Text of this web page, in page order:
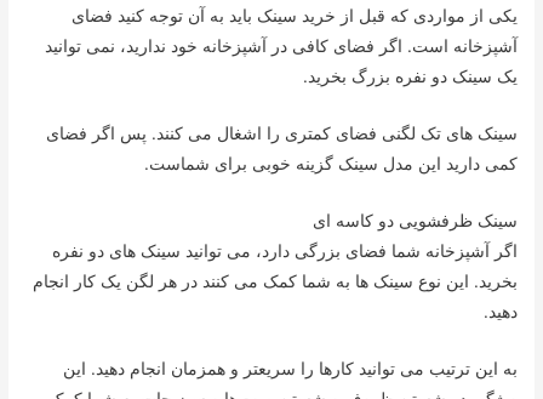
یکی از مواردی که قبل از خرید سینک باید به آن توجه کنید فضای
آشپزخانه است. اگر فضای کافی در آشپزخانه خود ندارید، نمی توانید
یک سینک دو نفره بزرگ بخرید.
سینک های تک لگنی فضای کمتری را اشغال می کنند. پس اگر فضای
کمی دارید این مدل سینک گزینه خوبی برای شماست.
سینک ظرفشویی دو کاسه ای
اگر آشپزخانه شما فضای بزرگی دارد، می توانید سینک های دو نفره
بخرید. این نوع سینک ها به شما کمک می کنند در هر لگن یک کار انجام
دهید.
به این ترتیب می توانید کارها را سریعتر و همزمان انجام دهید. این